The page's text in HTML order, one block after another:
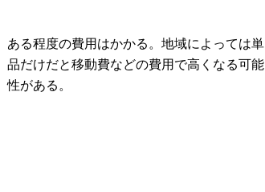
ある程度の費用はかかる。地域によっては単
品だけだと移動費などの費用で高くなる可能
性がある。